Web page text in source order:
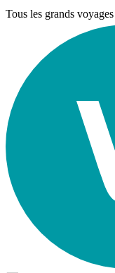
Tous les grands